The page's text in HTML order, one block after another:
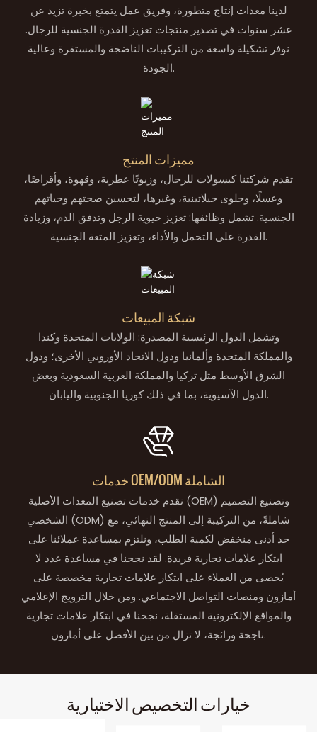
لدينا معدات إنتاج متطورة، وفريق عمل يتمتع بخبرة تزيد عن
عشر سنوات في تصدير منتجات تعزيز القدرة الجنسية للرجال.
نوفر تشكيلة واسعة من التركيبات الناضجة والمستقرة وعالية
الجودة.
مميزات المنتج
تقدم شركتنا كبسولات للرجال، وزيوتًا عطرية، وقهوة، وأقراصًا،
وعسلًا، وحلوى جيلاتينية، وغيرها، لتحسين صحتهم وحياتهم
الجنسية. تشمل وظائفها: تعزيز حيوية الرجل وتدفق الدم، وزيادة
القدرة على التحمل والأداء، وتعزيز المتعة الجنسية.
شبكة المبيعات
وتشمل الدول الرئيسية المصدرة: الولايات المتحدة وكندا
والمملكة المتحدة وألمانيا ودول الاتحاد الأوروبي الأخرى؛ ودول
الشرق الأوسط مثل تركيا والمملكة العربية السعودية وبعض
الدول الآسيوية، بما في ذلك كوريا الجنوبية واليابان.
خدمات OEM/ODM الشاملة
نقدم خدمات تصنيع المعدات الأصلية (OEM) وتصنيع التصميم
الشخصي (ODM) شاملةً، من التركيبة إلى المنتج النهائي، مع
حد أدنى منخفض لكمية الطلب، ونلتزم بمساعدة عملائنا على
ابتكار علامات تجارية فريدة. لقد نجحنا في مساعدة عدد لا
يُحصى من العملاء على ابتكار علامات تجارية مخصصة على
أمازون ومنصات التواصل الاجتماعي. ومن خلال الترويج الإعلامي
والمواقع الإلكترونية المستقلة، نجحنا في ابتكار علامات تجارية
ناجحة ورائجة، لا تزال من بين الأفضل على أمازون.
خيارات التخصيص الاختيارية